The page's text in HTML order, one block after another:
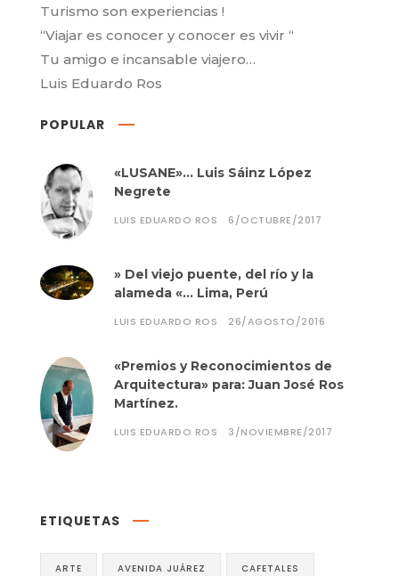
Turismo son experiencias !
“Viajar es conocer y conocer es vivir “
Tu amigo e incansable viajero…
Luis Eduardo Ros
POPULAR
«LUSANE»… Luis Sáinz López
Negrete
LUIS EDUARDO ROS 6/OCTUBRE/2017
» Del viejo puente, del río y la
alameda «… Lima, Perú
LUIS EDUARDO ROS 26/AGOSTO/2016
«Premios y Reconocimientos de
Arquitectura» para: Juan José Ros
Martínez.
LUIS EDUARDO ROS 3/NOVIEMBRE/2017
ETIQUETAS
ARTE AVENIDA JUÁREZ CAFETALES